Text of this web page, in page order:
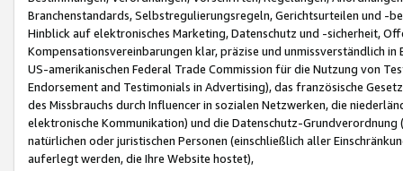
Branchenstandards, Selbstregulierungsregeln, Gerichtsurteilen und -
Hinblick auf elektronisches Marketing, Datenschutz und -sicherheit,
Kompensationsvereinbarungen klar, präzise und unmissverständlich
US-amerikanischen Federal Trade Commission für die Nutzung von
Endorsement and Testimonials in Advertising), das französische
des Missbrauchs durch Influencer in sozialen Netzwerken, die
elektronische Kommunikation) und die Datenschutz-
natürlichen oder juristischen Personen (einschließlich aller
auferlegt werden, die Ihre Website hostet),